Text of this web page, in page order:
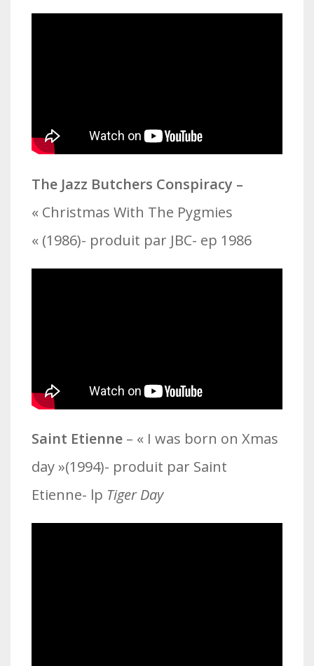
The Jazz Butchers Conspiracy –
« Christmas With The Pygmies
« (1986)- produit par JBC- ep 1986
Saint Etienne – « I was born on Xmas
day »(1994)- produit par Saint
Etienne- lp Tiger Day